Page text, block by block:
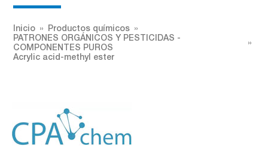
Inicio
Productos químicos
PATRONES ORGÁNICOS Y PESTICIDAS -
COMPONENTES PUROS
Acrylic acid-methyl ester